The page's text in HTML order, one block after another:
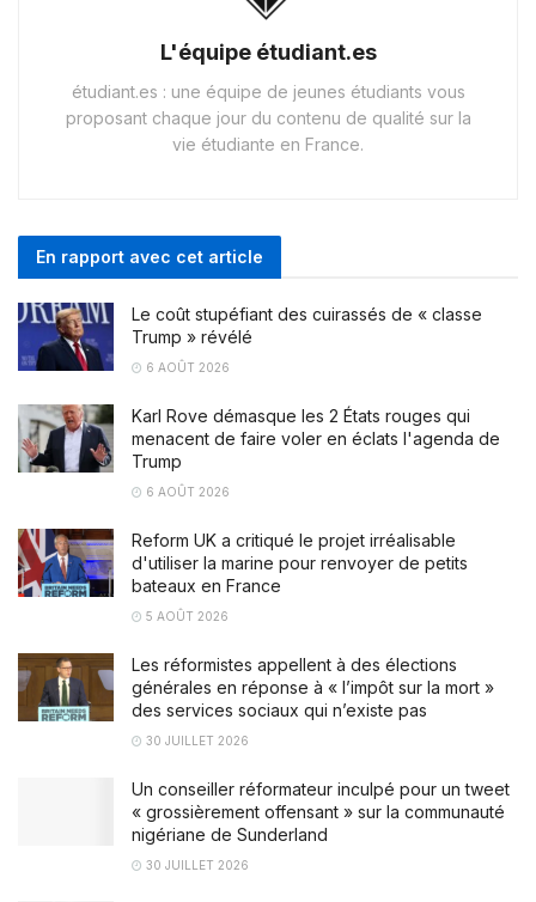
L'équipe étudiant.es
étudiant.es : une équipe de jeunes étudiants vous
proposant chaque jour du contenu de qualité sur la
vie étudiante en France.
En rapport avec cet article
Le coût stupéfiant des cuirassés de « classe
Trump » révélé
6 AOÛT 2026
Karl Rove démasque les 2 États rouges qui
menacent de faire voler en éclats l'agenda de
Trump
6 AOÛT 2026
Reform UK a critiqué le projet irréalisable
d'utiliser la marine pour renvoyer de petits
bateaux en France
5 AOÛT 2026
Les réformistes appellent à des élections
générales en réponse à « l’impôt sur la mort »
des services sociaux qui n’existe pas
30 JUILLET 2026
Un conseiller réformateur inculpé pour un tweet
« grossièrement offensant » sur la communauté
nigériane de Sunderland
30 JUILLET 2026